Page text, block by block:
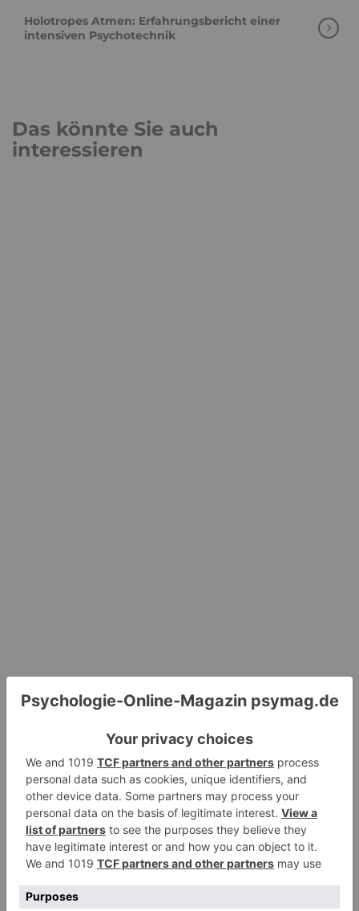
Holotropes Atmen: Erfahrungsbericht einer
intensiven Psychotechnik
Das könnte Sie auch
interessieren